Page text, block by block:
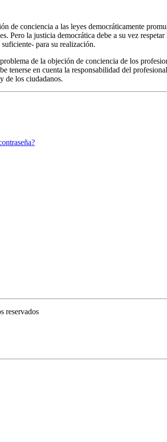
de conciencia a las leyes democráticamente
Pero la justicia democrática debe a su vez
para su realización.
de la objeción de conciencia de los
tenerse en cuenta la responsabilidad del
de los ciudadanos.
reservados